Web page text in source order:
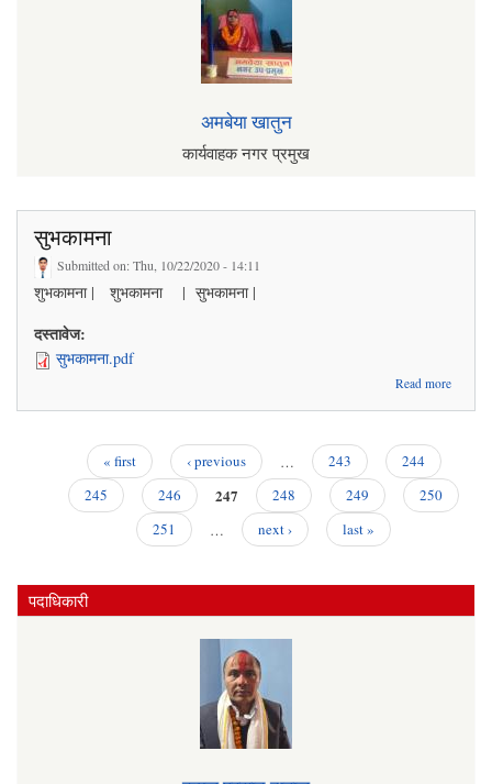
अमबेया खातुन
कार्यवाहक नगर प्रमुख
सुभकामना
Submitted on:Thu, 10/22/2020 - 14:11
शुभकामना | शुभकामना | सुभकामना |
दस्तावेज:
सुभकामना.pdf
Read more
« first ‹ previous … 243
244
245
246 247 248 249
250
251
… next › last »
पदाधिकारी